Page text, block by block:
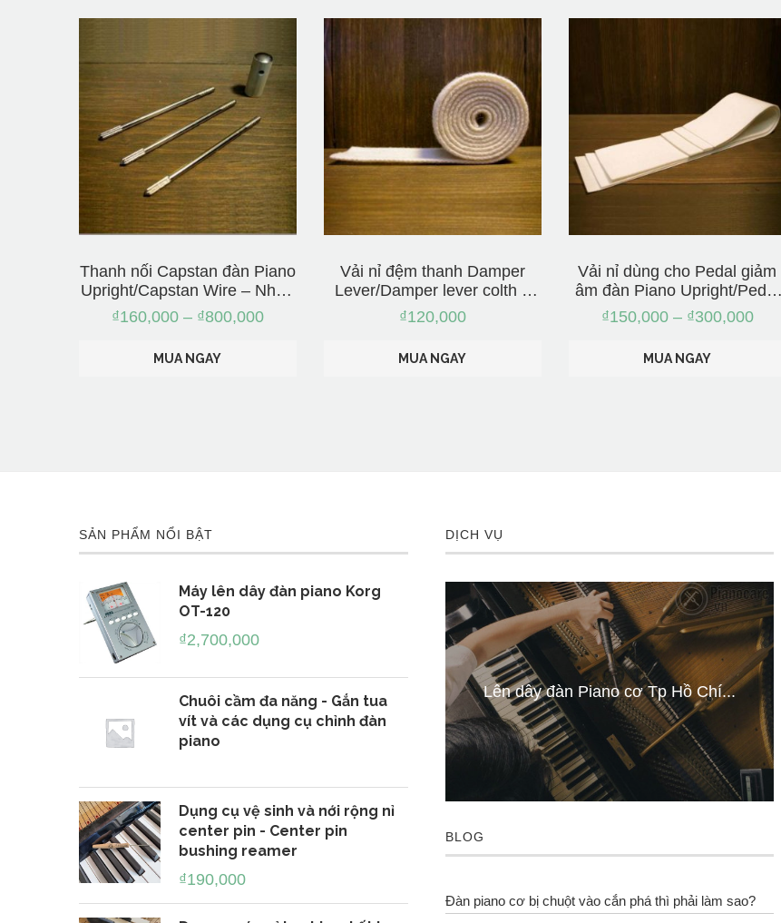
Thanh nối Capstan đàn Piano
Upright/Capstan Wire – Nhập
từ Nhật
₫160,000– ₫800,000
MUA NGAY
Vải nỉ đệm thanh Damper
Lever/Damper lever colth –
Nhập từ Nhật
₫120,000
MUA NGAY
Vải nỉ dùng cho Pedal giảm
âm đàn Piano Upright/Pedal
muffler felt – Nhập từ Nhật
₫150,000– ₫300,000
MUA NGAY
SẢN PHẨM NỔI BẬT
Máy lên dây đàn piano Korg
OT-120
₫2,700,000
Chuôi cầm đa năng - Gắn tua
vít và các dụng cụ chỉnh đàn
piano
Dụng cụ vệ sinh và nới rộng nỉ
center pin - Center pin
bushing reamer
₫190,000
DỊCH VỤ
Cung cấp phụ tùng, thiết bị, dụng cụ... Lên dây đàn Piano cơ Tp Hồ Chí...
BLOG
Đàn piano cơ bị chuột vào cắn phá thì phải làm sao?